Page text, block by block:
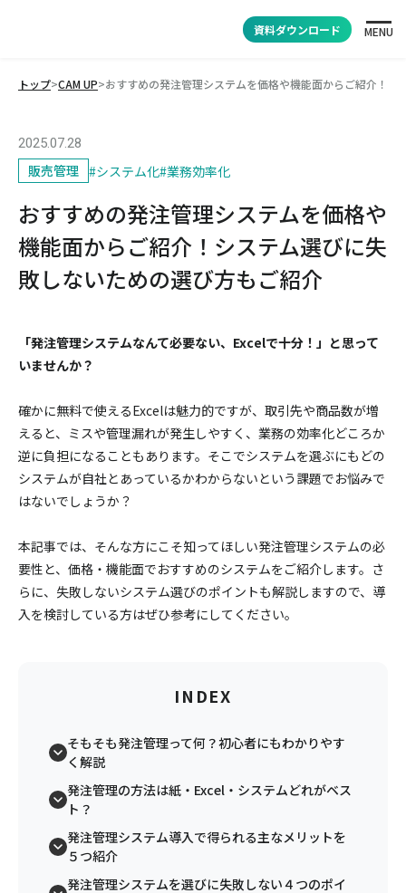
資料ダウンロード MENU
トップ>CAM UP>おすすめの発注管理システムを価格や機能面からご紹介！
2025.07.28
販売管理 #システム化#業務効率化
おすすめの発注管理システムを価格や
機能面からご紹介！システム選びに失
敗しないための選び方もご紹介
「発注管理システムなんて必要ない、Excelで十分！」と思って
いませんか？
確かに無料で使えるExcelは魅力的ですが、取引先や商品数が増
えると、ミスや管理漏れが発生しやすく、業務の効率化どころか
逆に負担になることもあります。そこでシステムを選ぶにもどの
システムが自社とあっているかわからないという課題でお悩みで
はないでしょうか？
本記事では、そんな方にこそ知ってほしい発注管理システムの必
要性と、価格・機能面でおすすめのシステムをご紹介します。さ
らに、失敗しないシステム選びのポイントも解説しますので、導
入を検討している方はぜひ参考にしてください。
INDEX
そもそも発注管理って何？初心者にもわかりやす
く解説
発注管理の方法は紙・Excel・システムどれがベス
ト？
発注管理システム導入で得られる主なメリットを
５つ紹介
発注管理システムを選びに失敗しない４つのポイ